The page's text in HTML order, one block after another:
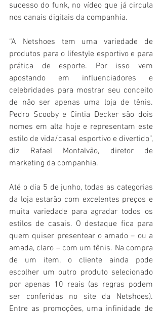
sucesso do funk, no vídeo que já circula
nos canais digitais da companhia.
“A Netshoes tem uma variedade de
produtos para o lifestyle esportivo e para
prática de esporte. Por isso vem
apostando em influenciadores e
celebridades para mostrar seu conceito
de não ser apenas uma loja de tênis.
Pedro Scooby e Cintia Decker são dois
nomes em alta hoje e representam este
estilo de vida/casal esportivo e divertido”,
diz Rafael Montalvão, diretor de
marketing da companhia.
Até o dia 5 de junho, todas as categorias
da loja estarão com excelentes preços e
muita variedade para agradar todos os
estilos de casais. O destaque fica para
quem quiser presentear o amado – ou a
amada, claro – com um tênis. Na compra
de um item, o cliente ainda pode
escolher um outro produto selecionado
por apenas 10 reais (as regras podem
ser conferidas no site da Netshoes).
Entre as promoções, uma infinidade de